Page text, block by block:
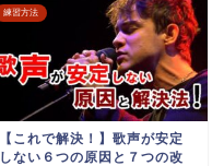
練習方法
【これで解決！】歌声が安定
しない６つの原因と７つの改